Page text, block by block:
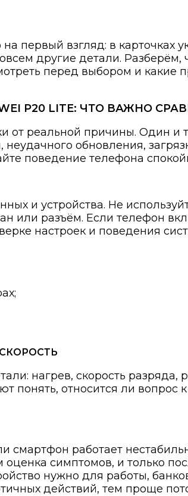
первый взгляд: в карточках
другие детали. Разберём,
перед выбором и какие
P20 LITE: ЧТО ВАЖНО
от реальной причины. Один и
обновления,
поведение телефона
и устройства. Не
или разъём. Если телефон
настроек и поведения
нагрев, скорость разряда,
понять, относится ли вопрос
смартфон работает
симптомов, и только
нужно для работы,
действий, тем проще